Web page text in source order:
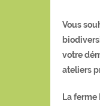
Vous
votre
ateliers
La ferme